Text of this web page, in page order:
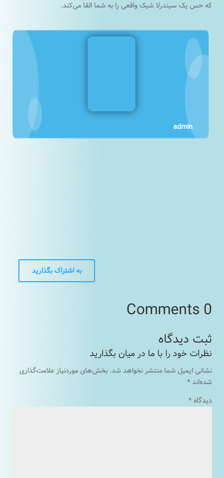
که حس یک سیندرلا شیک واقعی را به شما القا می‌کند.
admin
به اشتراک بگذارید
0 Comments
نشانی ایمیل شما منتشر نخواهد شد. بخش‌های موردنیاز علامت‌گذاری
شده‌اند*
دیدگاه*